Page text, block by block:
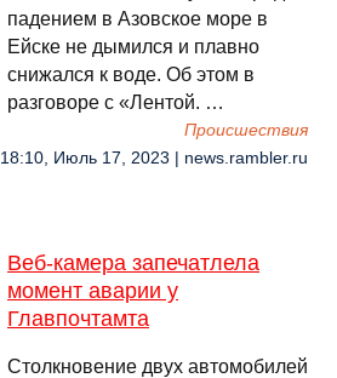
падением в Азовское море в
Ейске не дымился и плавно
снижался к воде. Об этом в
разговоре с «Лентой. …
Происшествия
18:10, Июль 17, 2023 | news.rambler.ru
Веб-камера запечатлела
момент аварии у
Главпочтамта
Столкновение двух автомобилей